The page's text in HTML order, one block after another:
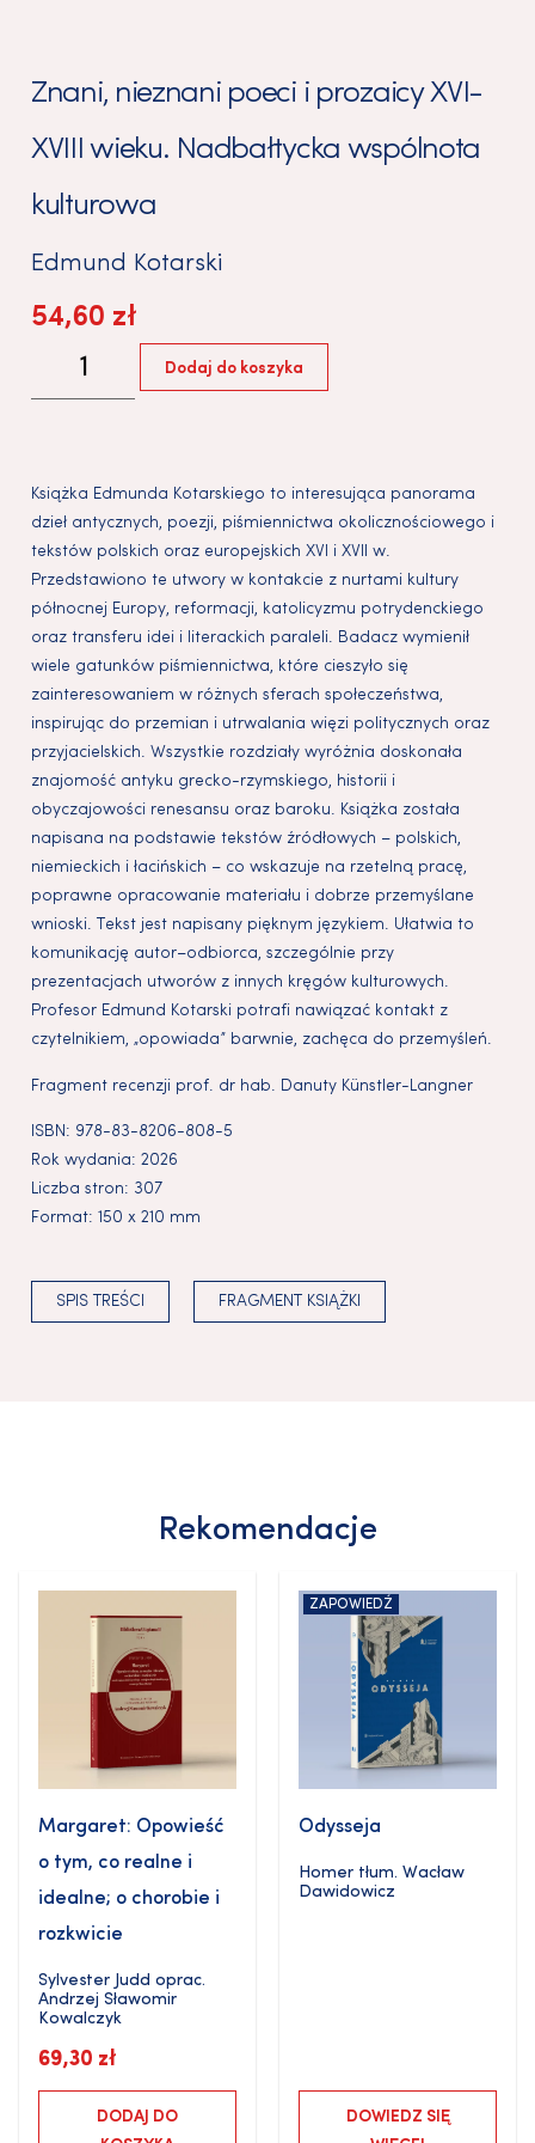
Znani, nieznani poeci i prozaicy XVI-
XVIII wieku. Nadbałtycka wspólnota
kulturowa
Edmund Kotarski
54,60 zł
Dodaj do koszyka
Książka Edmunda Kotarskiego to interesująca panorama
dzieł antycznych, poezji, piśmiennictwa okolicznościowego i
tekstów polskich oraz europejskich XVI i XVII w.
Przedstawiono te utwory w kontakcie z nurtami kultury
północnej Europy, reformacji, katolicyzmu potrydenckiego
oraz transferu idei i literackich paraleli. Badacz wymienił
wiele gatunków piśmiennictwa, które cieszyło się
zainteresowaniem w różnych sferach społeczeństwa,
inspirując do przemian i utrwalania więzi politycznych oraz
przyjacielskich. Wszystkie rozdziały wyróżnia doskonała
znajomość antyku grecko-rzymskiego, historii i
obyczajowości renesansu oraz baroku. Książka została
napisana na podstawie tekstów źródłowych – polskich,
niemieckich i łacińskich – co wskazuje na rzetelną pracę,
poprawne opracowanie materiału i dobrze przemyślane
wnioski. Tekst jest napisany pięknym językiem. Ułatwia to
komunikację autor–odbiorca, szczególnie przy
prezentacjach utworów z innych kręgów kulturowych.
Profesor Edmund Kotarski potrafi nawiązać kontakt z
czytelnikiem, „opowiada” barwnie, zachęca do przemyśleń.
Fragment recenzji prof. dr hab. Danuty Künstler-Langner
ISBN: 978-83-8206-808-5
Rok wydania: 2026
Liczba stron: 307
Format: 150 x 210 mm
SPIS TREŚCI FRAGMENT KSIĄŻKI
Rekomendacje
Margaret: Opowieść
o tym, co realne i
idealne; o chorobie i
rozkwicie
Sylvester Judd oprac.
Andrzej Sławomir
Kowalczyk
69,30 zł
DODAJ DO
ZAPOWIEDŹ
Odysseja
Homer tłum. Wacław
Dawidowicz
DOWIEDZ SIĘ